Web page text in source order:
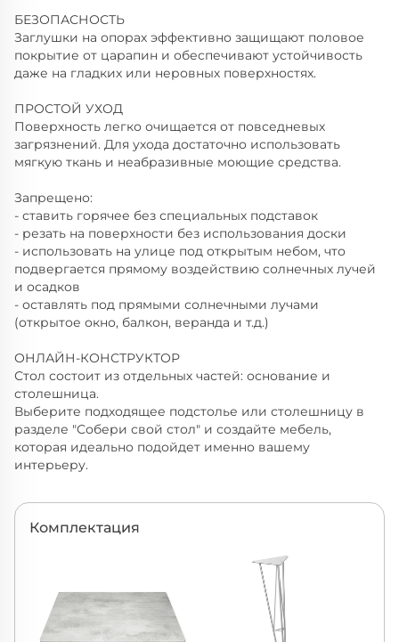
БЕЗОПАСНОСТЬ
Заглушки на опорах эффективно защищают половое
покрытие от царапин и обеспечивают устойчивость
даже на гладких или неровных поверхностях.
ПРОСТОЙ УХОД
Поверхность легко очищается от повседневых
загрязнений. Для ухода достаточно использовать
мягкую ткань и неабразивные моющие средства.
Запрещено:
- ставить горячее без специальных подставок
- резать на поверхности без использования доски
- использовать на улице под открытым небом, что
подвергается прямому воздействию солнечных лучей
и осадков
- оставлять под прямыми солнечными лучами
(открытое окно, балкон, веранда и т.д.)
ОНЛАЙН-КОНСТРУКТОР
Стол состоит из отдельных частей: основание и
столешница.
Выберите подходящее подстолье или столешницу в
разделе "Собери свой стол" и создайте мебель,
которая идеально подойдет именно вашему
интерьеру.
Комплектация